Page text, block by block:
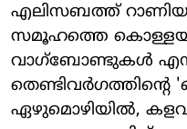
എലിസബത്ത്
സമൂഹത്തെ
വാഗ്‌ബോണ്ടുകള്‍
തെണ്ടിവര്‍ഗത്തിന്റെ
ഏഴുമൊഴിയില്‍,